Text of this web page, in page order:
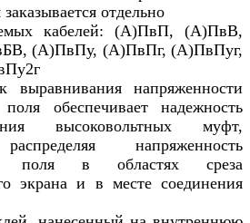
отдельно
кабелей: (А)ПвП, (А)ПвВ,
(А)ПвПу, (А)ПвПг, (А)ПвПуг,
выравнивания напряженности
поля обеспечивает надежность
высоковольтных муфт,
напряженность
поля в областях среза
экрана и в месте соединения